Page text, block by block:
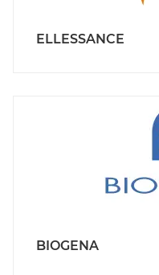
ELLESSANCE
BIOGENA